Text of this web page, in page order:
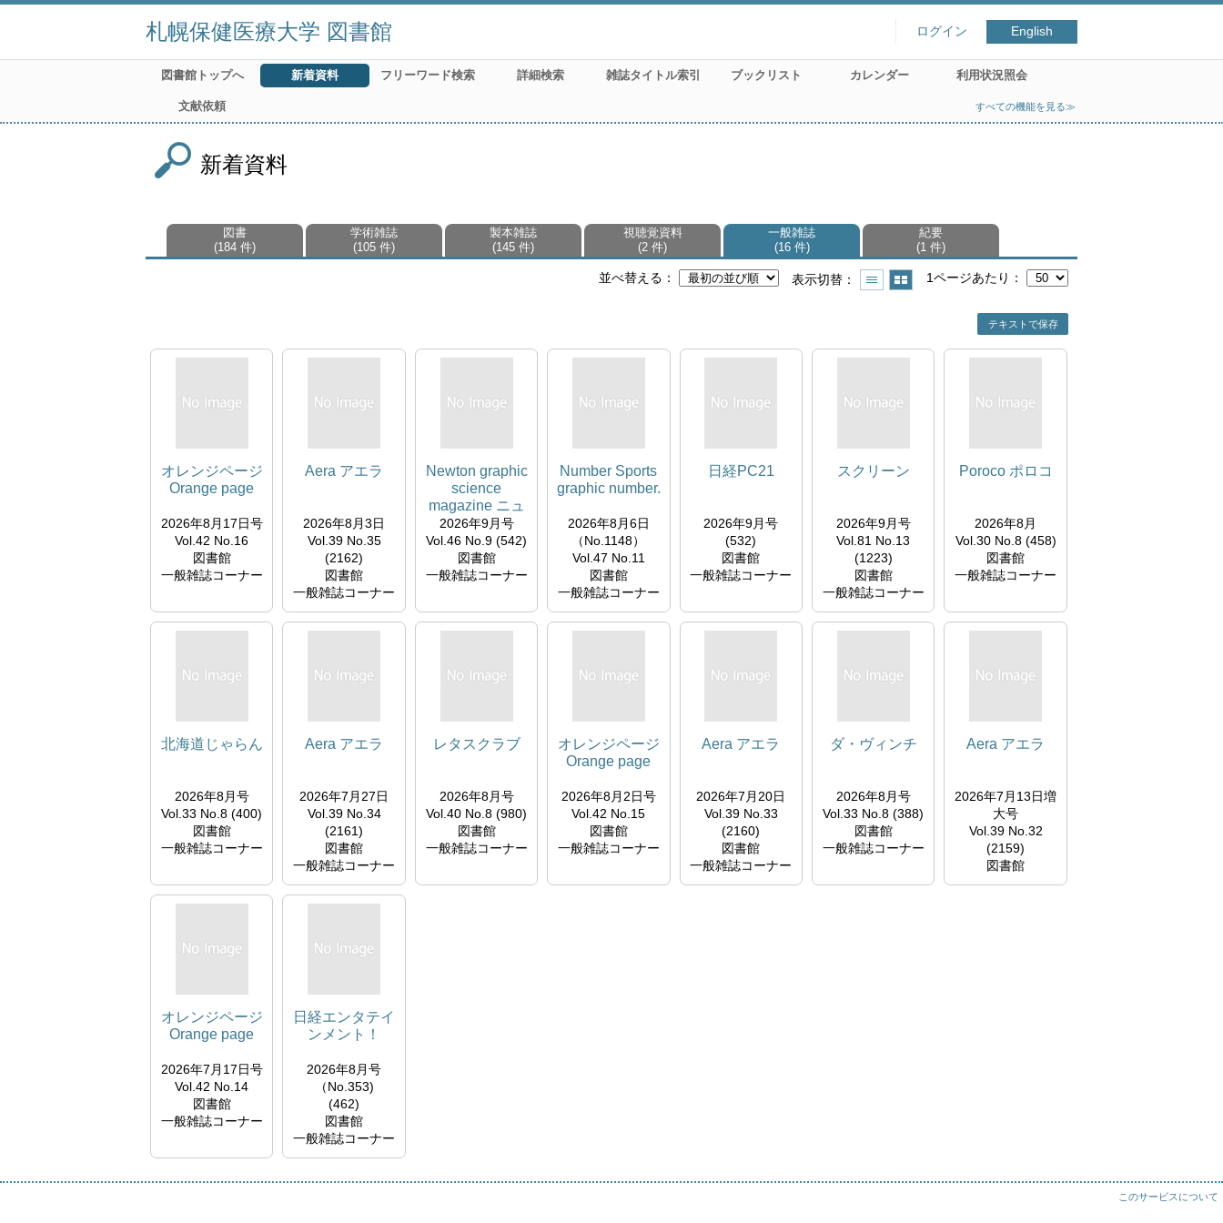
札幌保健医療大学 図書館 ログイン English
図書館トップへ 新着資料 フリーワード検索 詳細検索 雑誌タイトル索引 ブックリスト カレンダー 利用状況照会
文献依頼 すべての機能を見る≫
新着資料
図書
184 件
学術雑誌
105 件
製本雑誌
145 件
視聴覚資料
2 件
一般雑誌
16 件
紀要
1 件
並べ替える 表示切替 1ページあたり
テキストで保存
オレンジページ
Orange page
2026年8月17日号
Vol.42 No.16
図書館
一般雑誌コーナー
Aera アエラ
2026年8月3日
Vol.39 No.35
(2162)
図書館
一般雑誌コーナー
Newton graphic
science
magazine ニュ
ートン
2026年9月号
Vol.46 No.9 (542)
図書館
一般雑誌コーナー
Number Sports
graphic number.
2026年8月6日
（No.1148）
Vol.47 No.11
図書館
一般雑誌コーナー
日経PC21
2026年9月号
(532)
図書館
一般雑誌コーナー
スクリーン
2026年9月号
Vol.81 No.13
(1223)
図書館
一般雑誌コーナー
Poroco ポロコ
2026年8月
Vol.30 No.8 (458)
図書館
一般雑誌コーナー
北海道じゃらん
2026年8月号
Vol.33 No.8 (400)
図書館
一般雑誌コーナー
Aera アエラ
2026年7月27日
Vol.39 No.34
(2161)
図書館
一般雑誌コーナー
レタスクラブ
2026年8月号
Vol.40 No.8 (980)
図書館
一般雑誌コーナー
オレンジページ
Orange page
2026年8月2日号
Vol.42 No.15
図書館
一般雑誌コーナー
Aera アエラ
2026年7月20日
Vol.39 No.33
(2160)
図書館
一般雑誌コーナー
ダ・ヴィンチ
2026年8月号
Vol.33 No.8 (388)
図書館
一般雑誌コーナー
Aera アエラ
2026年7月13日増
大号
Vol.39 No.32
(2159)
図書館
一般雑誌コーナー
オレンジページ
Orange page
2026年7月17日号
Vol.42 No.14
図書館
一般雑誌コーナー
日経エンタテイ
ンメント！
2026年8月号
（No.353)
(462)
図書館
一般雑誌コーナー
このサービスについて